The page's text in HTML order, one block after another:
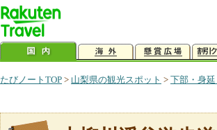
たびノートTOP > 山梨県の観光スポット > 下部・身